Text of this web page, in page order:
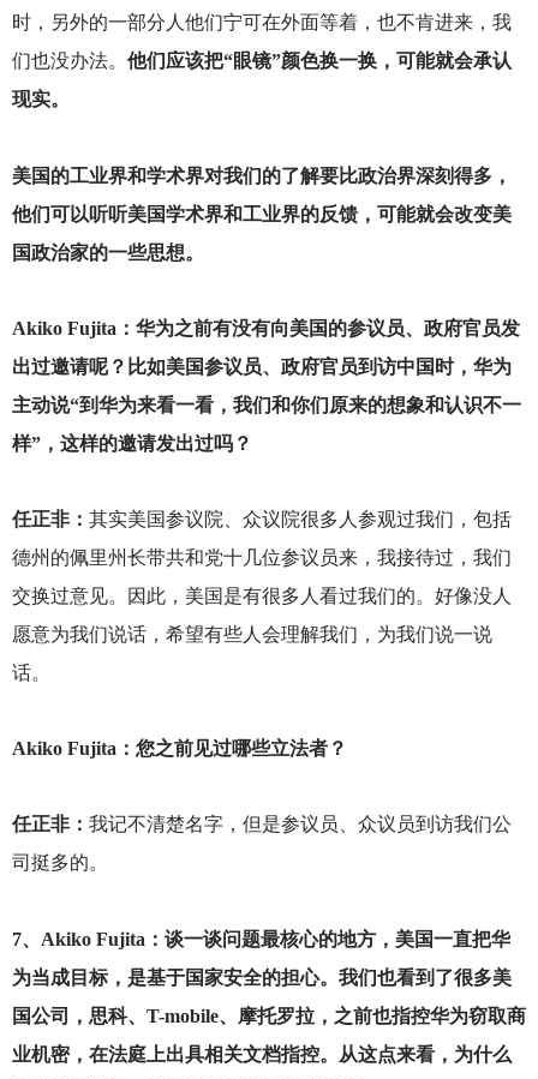
时，另外的一部分人他们宁可在外面等着，也不肯进来，我
们也没办法。 他们应该把“眼镜”颜色换一换，可能就会承认
现实。
美国的工业界和学术界对我们的了解要比政治界深刻得多，
他们可以听听美国学术界和工业界的反馈，可能就会改变美
国政治家的一些思想。
Akiko Fujita ：华为之前有没有向美国的参议员、政府官员发
出过邀请呢？比如美国参议员、政府官员到访中国时，华为
主动说“到华为来看一看，我们和你们原来的想象和认识不一
样”，这样的邀请发出过吗？
任正非： 其实美国参议院、众议院很多人参观过我们，包括
德州的佩里州长带共和党十几位参议员来，我接待过，我们
交换过意见。因此，美国是有很多人看过我们的。好像没人
愿意为我们说话，希望有些人会理解我们，为我们说一说
话。
Akiko Fujita ：您之前见过哪些立法者？
任正非： 我记不清楚名字，但是参议员、众议员到访我们公
司挺多的。
7、Akiko Fujita：谈一谈问题最核心的地方，美国一直把华
为当成目标，是基于国家安全的担心。我们也看到了很多美
国公司，思科、T-mobile、摩托罗拉，之前也指控华为窃取商
业机密，在法庭上出具相关文档指控。从这点来看，为什么